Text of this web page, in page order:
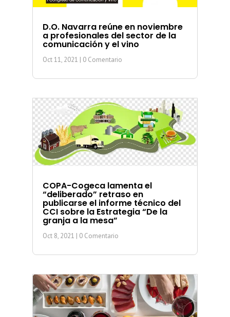
D.O. Navarra reúne en noviembre
a profesionales del sector de la
comunicación y el vino
Oct 11, 2021 | 0 Comentario
COPA-Cogeca lamenta el
“deliberado” retraso en
publicarse el informe técnico del
CCI sobre la Estrategia “De la
granja a la mesa”
Oct 8, 2021 | 0 Comentario